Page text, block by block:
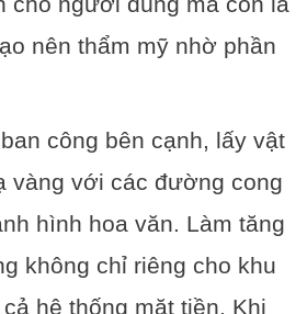
nên thẩm mỹ nhờ phần
công bên cạnh, lấy vật
vàng với các đường cong
hình hoa văn. Làm tăng
không chỉ riêng cho khu
hệ thống mặt tiền. Khi